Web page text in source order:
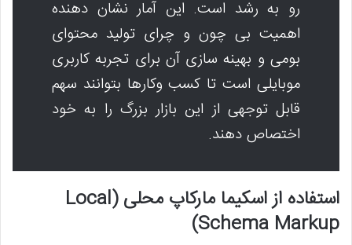
رو به رشد است. این آمار نشان دهنده
اهمیت بی چون و چرای تولید محتوای
بومی و بهینه سازی آن برای تجربه کاربری
موبایلی است تا کسب وکارها بتوانند سهم
قابل توجهی از این بازار بزرگ را به خود
اختصاص دهند.
استفاده از اسکیما مارکاپ محلی (Local
Schema Markup)